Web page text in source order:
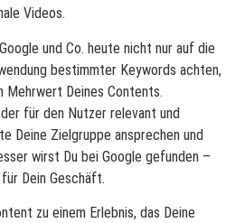
Videos.
und Co. heute nicht nur auf die
bestimmter Keywords achten,
Mehrwert Deines Contents.
für den Nutzer relevant und
Deine Zielgruppe ansprechen und
wirst Du bei Google gefunden –
Dein Geschäft.
zu einem Erlebnis, das Deine